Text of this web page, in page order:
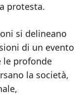
protesta.
si delineano
di un evento
le profonde
la società,